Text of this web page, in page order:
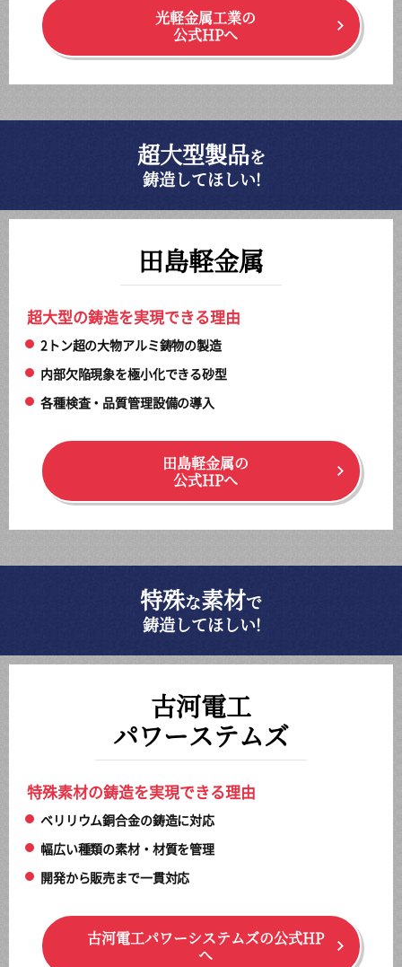
光軽金属工業の
公式HPへ
超大型製品を
鋳造してほしい!
田島軽金属
超大型の鋳造を実現できる理由
2トン超の大物アルミ鋳物の製造
内部欠陥現象を極小化できる砂型
各種検査・品質管理設備の導入
田島軽金属の
公式HPへ
特殊な素材で
鋳造してほしい!
古河電工
パワーステムズ
特殊素材の鋳造を実現できる理由
ベリリウム銅合金の鋳造に対応
幅広い種類の素材・材質を管理
開発から販売まで一貫対応
古河電工パワーシステムズの公式HP
へ